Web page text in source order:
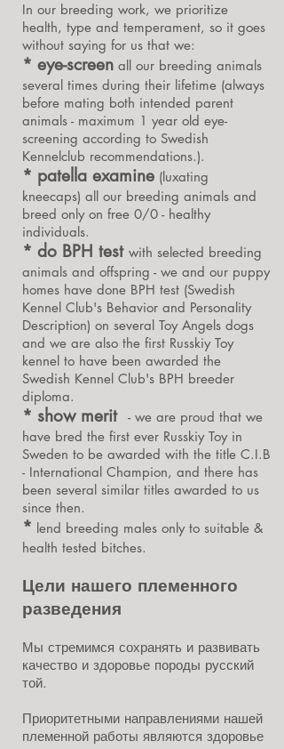
In our breeding work, we prioritize
health, type and temperament, so it goes
without saying for us that we:
* eye-screen all our breeding animals
several times during their lifetime (always
before mating both intended parent
animals - maximum 1 year old eye-
screening according to Swedish
Kennelclub recommendations.).
* patella examine (luxating
kneecaps) all our breeding animals and
breed only on free 0/0 - healthy
individuals.
* do BPH test with selected breeding
animals and offspring - we and our puppy
homes have done BPH test (Swedish
Kennel Club's Behavior and Personality
Description) on several Toy Angels dogs
and we are also the first Russkiy Toy
kennel to have been awarded the
Swedish Kennel Club's BPH breeder
diploma.
* show merit - we are proud that we
have bred the first ever Russkiy Toy in
Sweden to be awarded with the title C.I.B
- International Champion, and there has
been several similar titles awarded to us
since then.
* lend breeding males only to suitable &
health tested bitches.
Цели нашего племенного
разведения
Мы стремимся сохранять и развивать
качество и здоровье породы русский
той.
Приоритетными направлениями нашей
племенной работы являются здоровье